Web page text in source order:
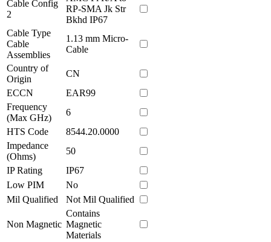
Cable Config
2
RP-SMA Jk Str
Bkhd IP67
Cable Type
Cable
Assemblies
1.13 mm Micro-
Cable
Country of
Origin
CN
ECCN
EAR99
Frequency
(Max GHz)
6
HTS Code
8544.20.0000
Impedance
(Ohms)
50
IP Rating
IP67
Low PIM
No
Mil Qualified
Not Mil Qualified
Non Magnetic
Contains
Magnetic
Materials